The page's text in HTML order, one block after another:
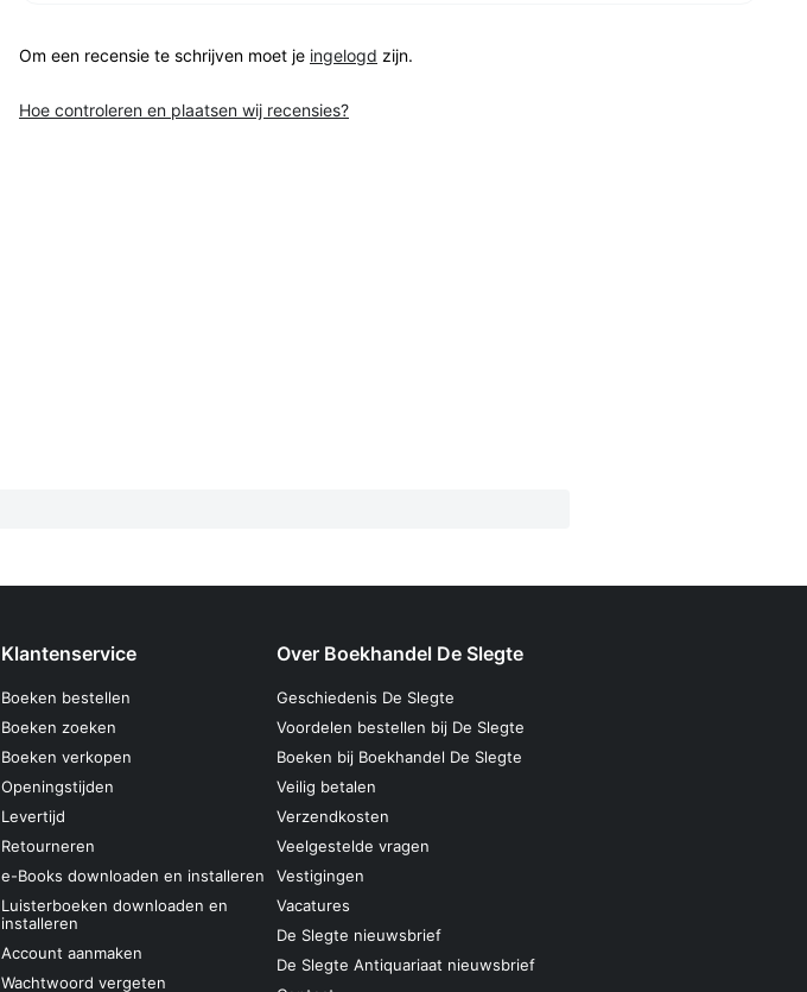
Om een recensie te schrijven moet je ingelogd zijn.
Hoe controleren en plaatsen wij recensies?
Klantenservice
Boeken bestellen
Boeken zoeken
Boeken verkopen
Openingstijden
Levertijd
Retourneren
e-Books downloaden en installeren
Luisterboeken downloaden en
installeren
Account aanmaken
Wachtwoord vergeten
Over Boekhandel De Slegte
Geschiedenis De Slegte
Voordelen bestellen bij De Slegte
Boeken bij Boekhandel De Slegte
Veilig betalen
Verzendkosten
Veelgestelde vragen
Vestigingen
Vacatures
De Slegte nieuwsbrief
De Slegte Antiquariaat nieuwsbrief